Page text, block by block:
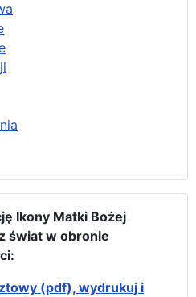
Ikony Matki Bożej
świat w obronie
(pdf), wydrukuj i